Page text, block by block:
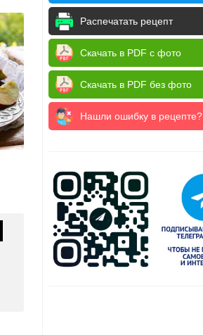
Распечатать рецепт
Скачать в PDF с фото
Скачать в PDF без фото
Нашли ошибку в рецепте?